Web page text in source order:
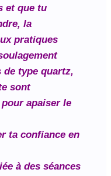
et que tu
la
pratiques
type quartz,
sont
apaiser le
ta confiance en
à des séances